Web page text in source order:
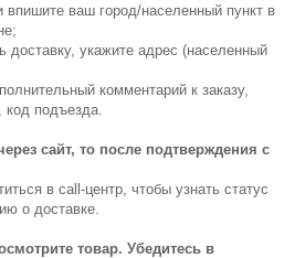
впишите ваш город/населенный пункт в
доставку, укажите адрес (населенный
комментарий к заказу,
подъезда.
сайт, то после подтверждения с
в call-центр, чтобы узнать статус
о доставке.
товар. Убедитесь в